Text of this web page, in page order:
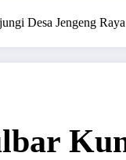
Desa Jengeng